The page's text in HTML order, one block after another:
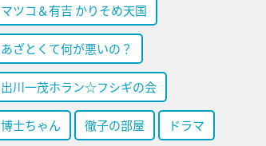
マツコ＆有吉 かりそめ天国
あざとくて何が悪いの？
出川一茂ホラン☆フシギの会
博士ちゃん 徹子の部屋 ドラマ